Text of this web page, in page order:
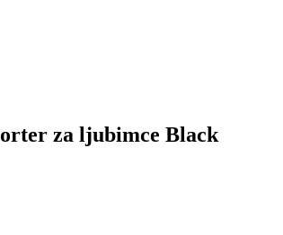
za ljubimce Black